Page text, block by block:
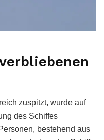
zuspitzt, wurde auf
des Schiffes
bestehend aus